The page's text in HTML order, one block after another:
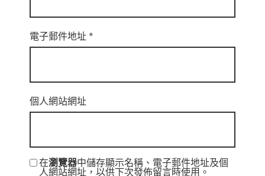
電子郵件地址 *
個人網站網址
在瀏覽器中儲存顯示名稱、電子郵件地址及個
人網站網址，以供下次發佈留言時使用。